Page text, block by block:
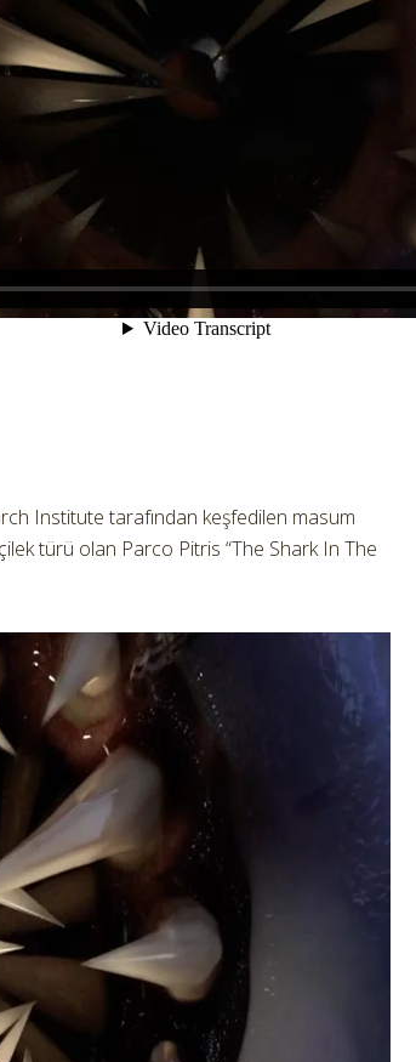
Institute tarafından keşfedilen masum
türü olan Parco Pitris “The Shark In The